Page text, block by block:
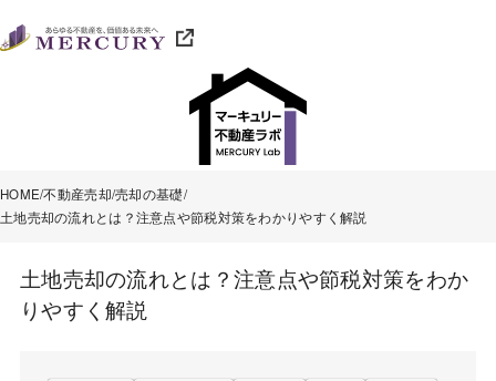
HOME 不動産売却 売却の基礎
土地売却の流れとは？注意点や節税対策をわかりやすく解説
土地売却の流れとは？注意点や節税対策をわか
りやすく解説